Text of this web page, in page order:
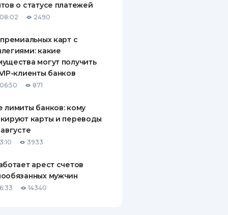
ПОЛИСЫ
О СТРАХОВЫХ
о статусе платежей
2490
карт с
какие
могут получить
клиенты банков
871
лимиты банков: кому
карты и переводы
3933
арест счетов
мужчин
14340